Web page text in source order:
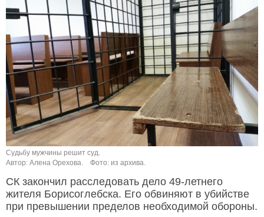
Судьбу мужчины решит суд.
Автор: Алена Орехова.
Фото: из архива.
СК закончил расследовать дело 49-летнего
жителя Борисоглебска. Его обвиняют в убийстве
при превышении пределов необходимой обороны.